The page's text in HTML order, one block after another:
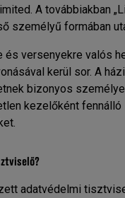
A továbbiakban
személyű formában
és versenyekre valós
kerül sor. A
bizonyos
kezelőként fennálló
adatvédelmi